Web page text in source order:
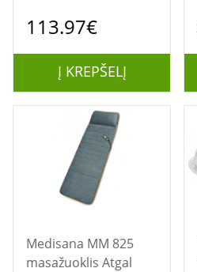
113.97€
Į KREPŠELĮ
Medisana MM 825
masažuoklis Atgal